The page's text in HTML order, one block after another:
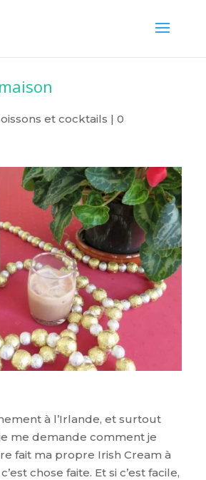
et cocktails | 0
à l’Irlande, et surtout
me demande comment je
fait ma propre Irish Cream à
chose faite. Et si c’est facile,